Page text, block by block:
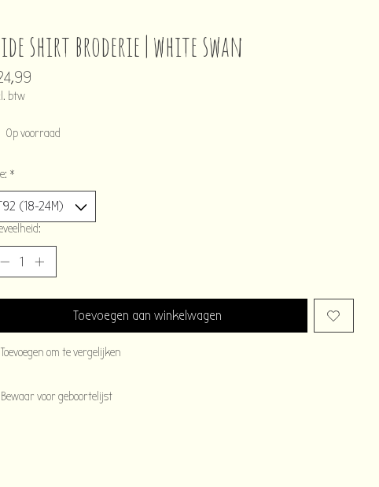
shirt broderie | white swan
btw
Op voorraad
*
Toevoegen aan winkelwagen
Toevoegen om te vergelijken
voor geboortelijst